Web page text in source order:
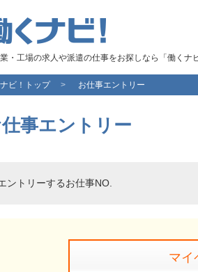
・工場の求人や派遣の仕事をお探しなら「働くナビ
ビ！トップ お仕事エントリー
事エントリー
ントリーするお仕事NO.
マイ